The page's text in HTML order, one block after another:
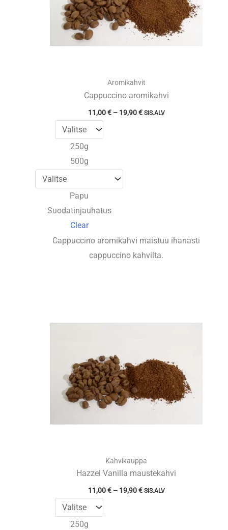
Aromikahvit
Cappuccino aromikahvi
11,00€ – 19,90€Hintaluokka:
11,00 €
SIS.ALV
250g
500g
Papu
Suodatinjauhatus
Clear
Cappuccino aromikahvi maistuu ihanasti
cappuccino kahvilta.
Kahvikauppa
Hazzel Vanilla maustekahvi
11,00€ – 19,90€Hintaluokka:
11,00 €
SIS.ALV
250g